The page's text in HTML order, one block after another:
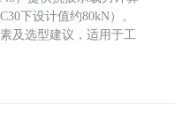
下设计值约80kN）。
及选型建议，适用于工